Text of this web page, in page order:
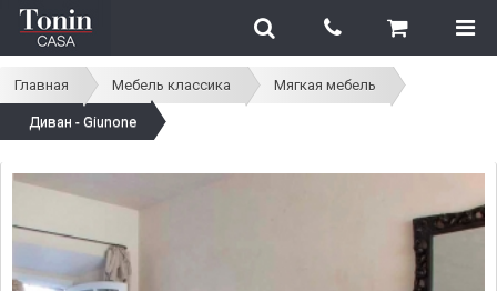
Главная Мебель классика Мягкая мебель
Диван - Giunone